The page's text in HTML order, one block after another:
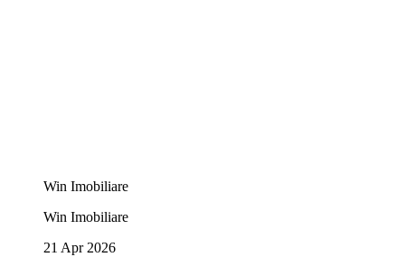
Win Imobiliare
Win Imobiliare
21 Apr 2026